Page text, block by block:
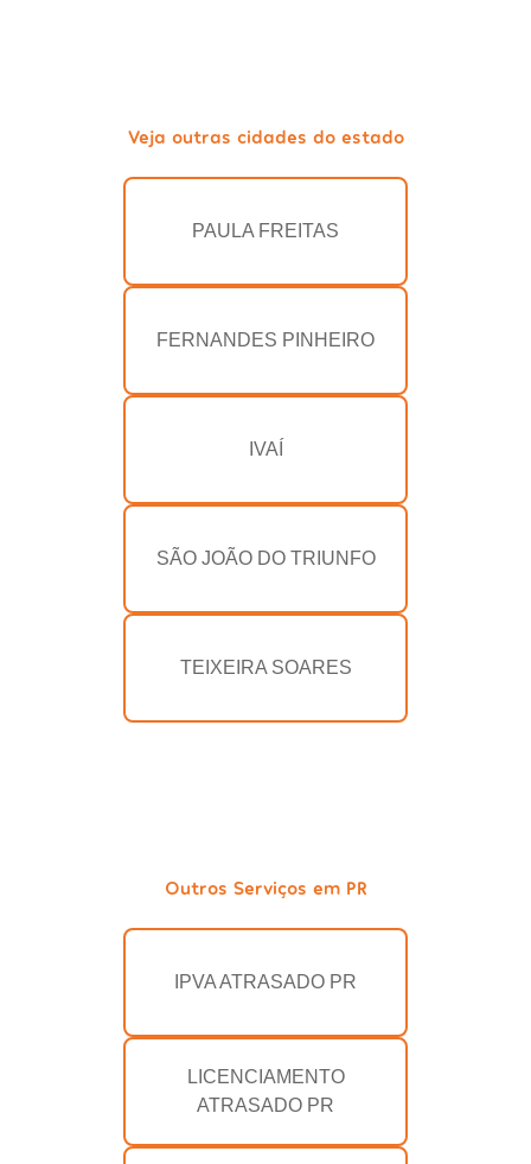
Veja outras cidades do estado
PAULA FREITAS
FERNANDES PINHEIRO
IVAÍ
SÃO JOÃO DO TRIUNFO
TEIXEIRA SOARES
Outros Serviços em PR
IPVA ATRASADO PR
LICENCIAMENTO
ATRASADO PR